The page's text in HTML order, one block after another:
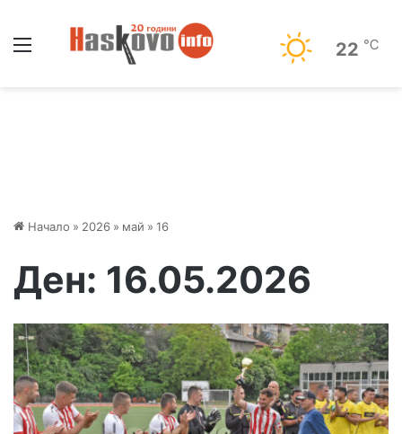
22 ℃
Начало » 2026 » май » 16
Ден: 16.05.2026